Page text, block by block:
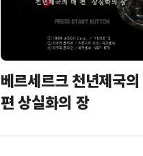
베르세르크 천년제국
편 상실화의 장